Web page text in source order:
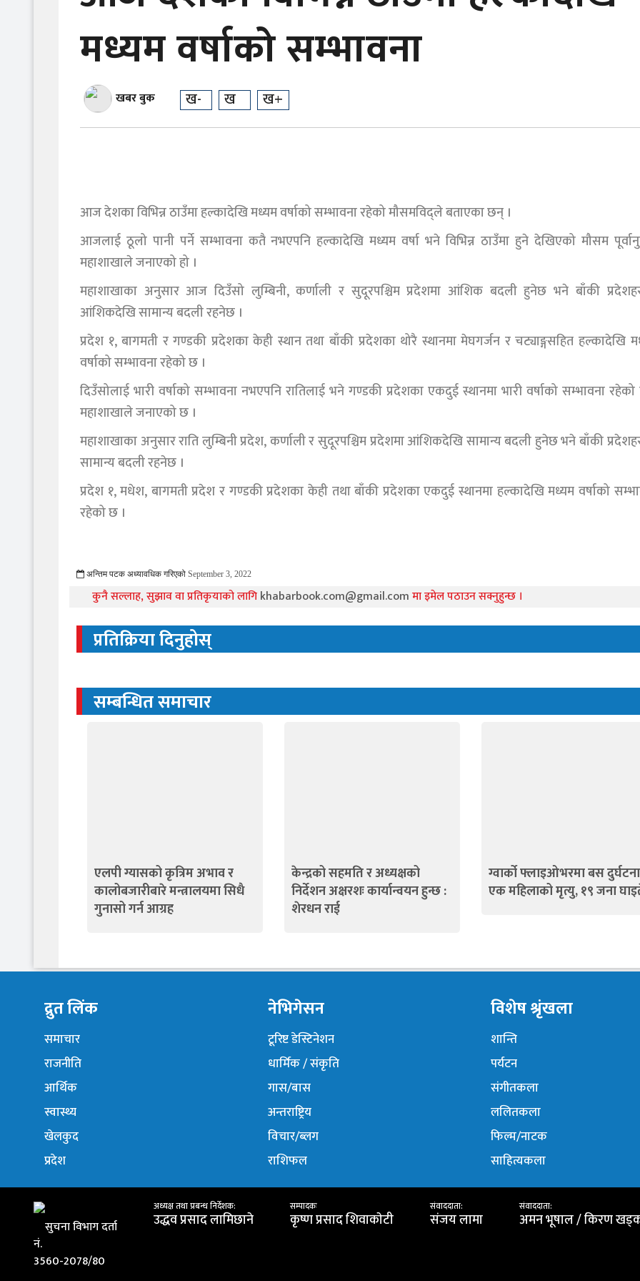
मध्यम वर्षाको सम्भावना
खबर बुक ख- ख ख+
आज देशका विभिन्न ठाउँमा हल्कादेखि मध्यम वर्षाको सम्भावना रहेको मौसमविद्ले बताएका छन् ।
आजलाई ठूलो पानी पर्ने सम्भावना कतै नभएपनि हल्कादेखि मध्यम वर्षा भने विभिन्न ठाउँमा हुने देखिएको मौसम
महाशाखाले जनाएको हो ।
महाशाखाका अनुसार आज दिउँसो लुम्बिनी, कर्णाली र सुदूरपश्चिम प्रदेशमा आंशिक बदली हुनेछ भने बाँकी
आंशिकदेखि सामान्य बदली रहनेछ ।
प्रदेश १, बागमती र गण्डकी प्रदेशका केही स्थान तथा बाँकी प्रदेशका थोरै स्थानमा मेघगर्जन र चट्याङ्गसहित हल्कादेखि
वर्षाको सम्भावना रहेको छ ।
दिउँसोलाई भारी वर्षाको सम्भावना नभएपनि रातिलाई भने गण्डकी प्रदेशका एकदुई स्थानमा भारी वर्षाको सम्भावना रहेको
महाशाखाले जनाएको छ ।
महाशाखाका अनुसार राति लुम्बिनी प्रदेश, कर्णाली र सुदूरपश्चिम प्रदेशमा आंशिकदेखि सामान्य बदली हुनेछ भने बाँकी
सामान्य बदली रहनेछ ।
प्रदेश १, मधेश, बागमती प्रदेश र गण्डकी प्रदेशका केही तथा बाँकी प्रदेशका एकदुई स्थानमा हल्कादेखि मध्यम वर्षाको
रहेको छ ।
अन्तिम पटक अध्यावधिक गरिएको September 3, 2022
कुनै सल्लाह, सुझाव वा प्रतिकृयाको लागिkhabarbook.com@gmail.comमा इमेल पठाउन सक्नुहुन्छ ।
प्रतिक्रिया दिनुहोस्
सम्बन्धित समाचार
एलपी ग्यासको कृत्रिम अभाव र
कालोबजारीबारे मन्त्रालयमा सिधै
गुनासो गर्न आग्रह
केन्द्रको सहमति र अध्यक्षको
निर्देशन अक्षरशः कार्यान्वयन हुन्छ :
शेरधन राई
ग्वार्को फ्लाइओभरमा बस
एक महिलाको मृत्यु, १९ जना
द्रुत लिंक
समाचार
राजनीति
आर्थिक
स्वास्थ्य
खेलकुद
प्रदेश
नेभिगेसन
टूरिष्ट डेस्टिनेशन
धार्मिक / संकृति
गास/बास
अन्तराष्ट्रिय
विचार/ब्लग
राशिफल
विशेष श्रृंखला
शान्ति
पर्यटन
संगीतकला
ललितकला
फिल्म/नाटक
साहित्यकला
सुचना विभाग दर्ता
नं.
3560-2078/80
अध्यक्ष तथा प्रबन्ध निर्देशक:
उद्धव प्रसाद लामिछाने
सम्पादकः
कृष्ण प्रसाद शिवाकाेटी
संवाददाता:
संजय लामा
संवाददाता:
अमन भूषाल / किरण